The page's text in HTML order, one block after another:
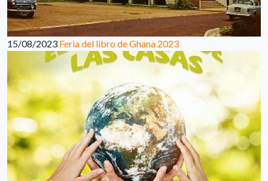
15/08/2023 Feria del libro de Ghana 2023